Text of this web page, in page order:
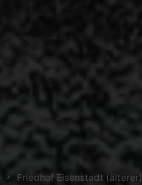
Friedhof Eisenstadt (älterer)